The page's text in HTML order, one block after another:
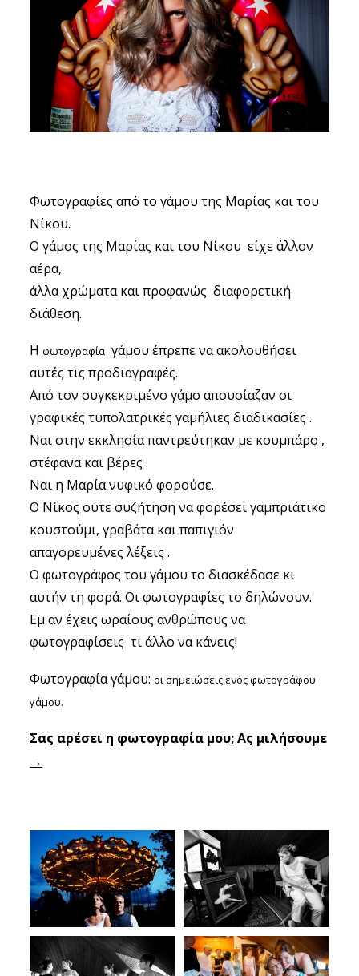
ΣΧΕΤΙΚΑ
ΕΠΙΚΟΙΝΩΝΊΑ
Φωτογραφίες από το γάμου της Μαρίας και του
Νίκου.
Ο γάμος της Μαρίας και του Νίκου είχε άλλον
αέρα,
άλλα χρώματα και προφανώς διαφορετική
διάθεση.
Ηφωτογραφία γάμου έπρεπε να ακολουθήσει
αυτές τις προδιαγραφές.
Από τον συγκεκριμένο γάμο απουσίαζαν οι
γραφικές τυπολατρικές γαμήλιες διαδικασίες .
Ναι στην εκκλησία παντρεύτηκαν με κουμπάρο ,
στέφανα και βέρες .
Ναι η Μαρία νυφικό φορούσε.
Ο Νίκος ούτε συζήτηση να φορέσει γαμπριάτικο
κουστούμι, γραβάτα και παπιγιόν
απαγορευμένες λέξεις .
Ο φωτογράφος του γάμου το διασκέδασε κι
αυτήν τη φορά. Οι φωτογραφίες το δηλώνουν.
Εμ αν έχεις ωραίους ανθρώπους να
φωτογραφίσεις τι άλλο να κάνεις!
Φωτογραφία γάμου:οι σημειώσεις ενός φωτογράφου
γάμου.
Σας αρέσει η φωτογραφία μου; Ας μιλήσουμε
→